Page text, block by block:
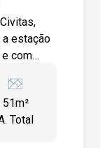
estação
e com
sua
51m²
Total